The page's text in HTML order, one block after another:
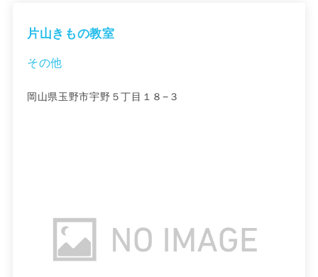
片山きもの教室
その他
岡山県玉野市宇野５丁目１８−３